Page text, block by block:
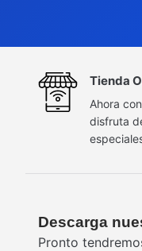
Tienda
Ahora
disfruta
Descarga
Pronto